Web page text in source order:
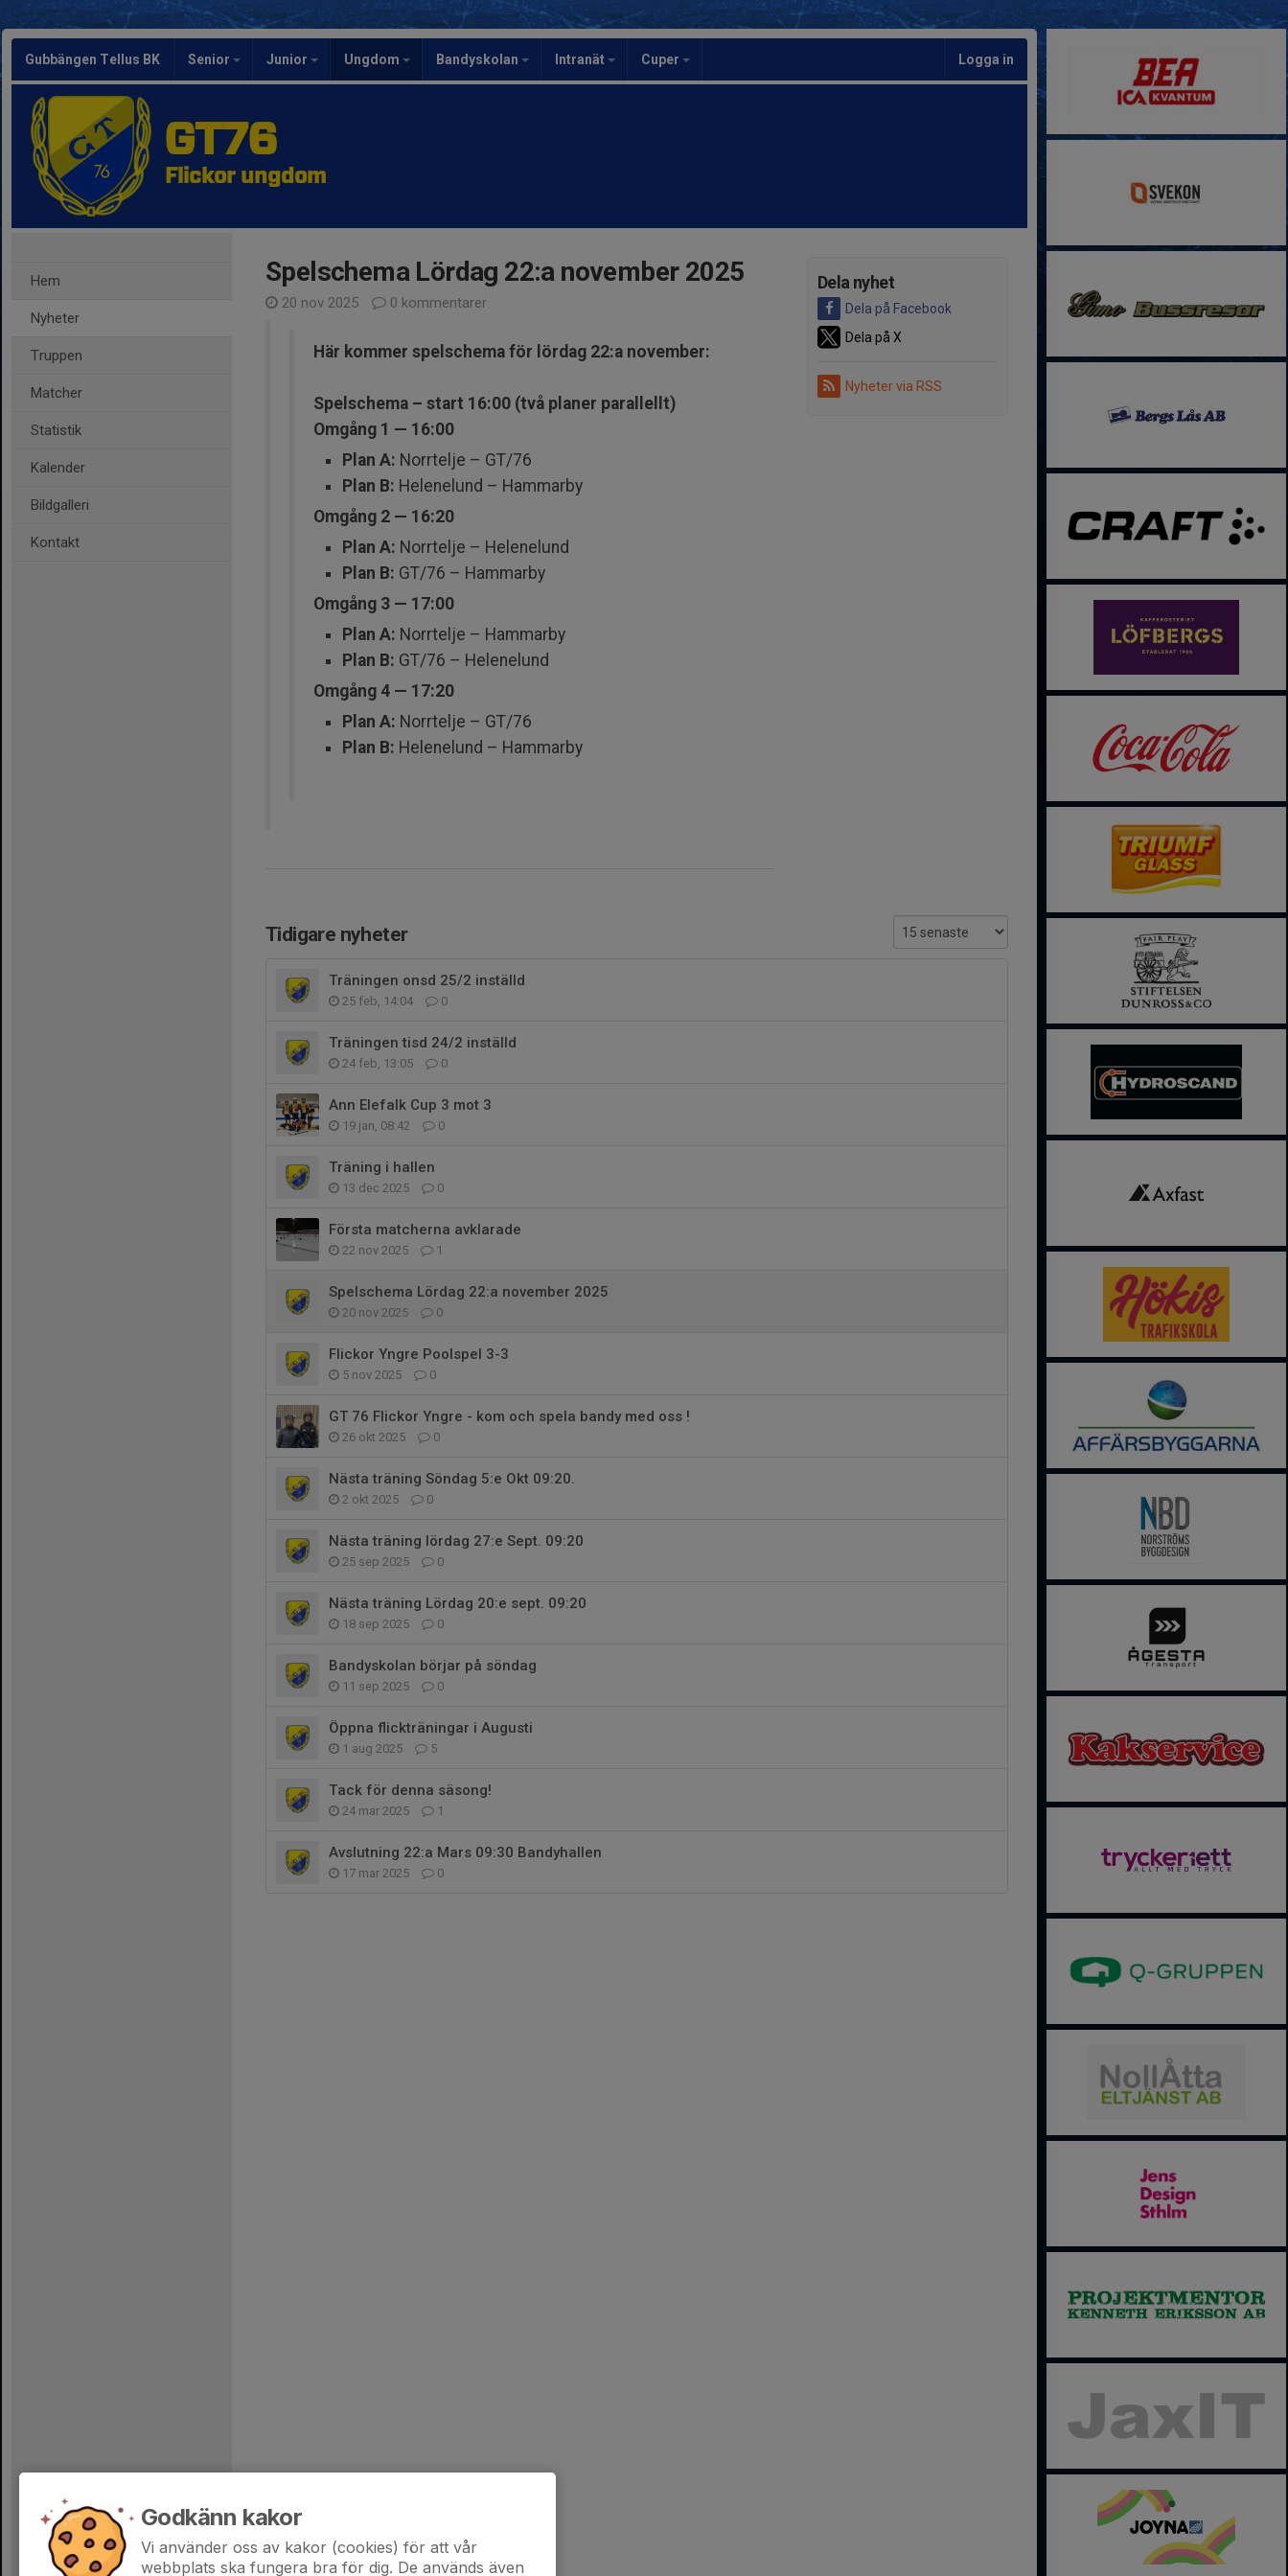
Gubbängen Tellus BK Senior Junior Ungdom Bandyskolan Intranät Cuper Logga in
GT76
Flickor ungdom
Hem
Nyheter
Truppen
Matcher
Statistik
Kalender
Bildgalleri
Kontakt
Dela nyhet
Dela på Facebook
Dela på X
Nyheter via RSS
Spelschema Lördag 22:a november 2025
20 nov 2025 0 kommentarer
Här kommer spelschema för lördag 22:a november:
Spelschema – start 16:00 (två planer parallellt)
Omgång 1 — 16:00
Plan A: Norrtelje – GT/76
Plan B: Helenelund – Hammarby
Omgång 2 — 16:20
Plan A: Norrtelje – Helenelund
Plan B: GT/76 – Hammarby
Omgång 3 — 17:00
Plan A: Norrtelje – Hammarby
Plan B: GT/76 – Helenelund
Omgång 4 — 17:20
Plan A: Norrtelje – GT/76
Plan B: Helenelund – Hammarby
Tidigare nyheter
Träningen onsd 25/2 inställd
25 feb, 14:04 0
Träningen tisd 24/2 inställd
24 feb, 13:05 0
Ann Elefalk Cup 3 mot 3
19 jan, 08:42 0
Träning i hallen
13 dec 2025 0
Första matcherna avklarade
22 nov 2025 1
Spelschema Lördag 22:a november 2025
20 nov 2025 0
Flickor Yngre Poolspel 3-3
5 nov 2025 0
GT 76 Flickor Yngre - kom och spela bandy med oss !
26 okt 2025 0
Nästa träning Söndag 5:e Okt 09:20.
2 okt 2025 0
Nästa träning lördag 27:e Sept. 09:20
25 sep 2025 0
Nästa träning Lördag 20:e sept. 09:20
18 sep 2025 0
Bandyskolan börjar på söndag
11 sep 2025 0
Öppna flickträningar i Augusti
1 aug 2025 5
Tack för denna säsong!
24 mar 2025 1
Avslutning 22:a Mars 09:30 Bandyhallen
17 mar 2025 0
Godkänn kakor
Vi använder oss av kakor (cookies) för att vår
webbplats ska fungera bra för dig. De används även